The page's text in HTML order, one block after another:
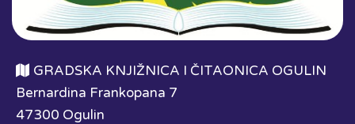
GRADSKA KNJIŽNICA I ČITAONICA OGULIN
Bernardina Frankopana 7
47300 Ogulin